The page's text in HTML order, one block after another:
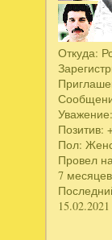
Откуда:
Уважение:
Позитив:
Пол:
Провел
7